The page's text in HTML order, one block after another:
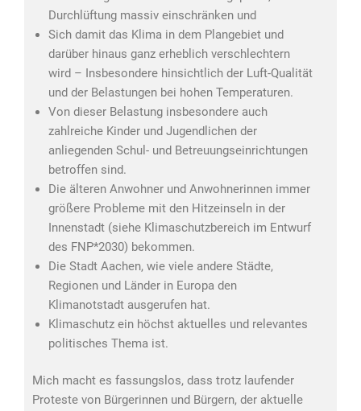
Durchlüftung massiv einschränken und
Sich damit das Klima in dem Plangebiet und
darüber hinaus ganz erheblich verschlechtern
wird – Insbesondere hinsichtlich der Luft-Qualität
und der Belastungen bei hohen Temperaturen.
Von dieser Belastung insbesondere auch
zahlreiche Kinder und Jugendlichen der
anliegenden Schul- und Betreuungseinrichtungen
betroffen sind.
Die älteren Anwohner und Anwohnerinnen immer
größere Probleme mit den Hitzeinseln in der
Innenstadt (siehe Klimaschutzbereich im Entwurf
des FNP*2030) bekommen.
Die Stadt Aachen, wie viele andere Städte,
Regionen und Länder in Europa den
Klimanotstadt ausgerufen hat.
Klimaschutz ein höchst aktuelles und relevantes
politisches Thema ist.
Mich macht es fassungslos, dass trotz laufender
Proteste von Bürgerinnen und Bürgern, der aktuelle